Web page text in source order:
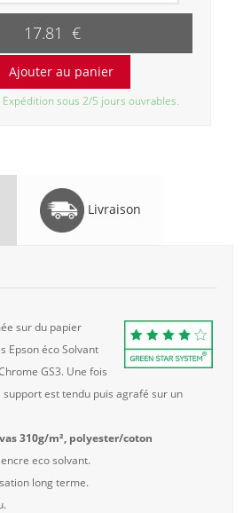
17.81 €
Expédition sous 2/5 jours ouvrables.
Livraison
sur du papier
Epson éco Solvant
GS3. Une fois
support est tendu puis agrafé sur un
310g/m², polyester/coton
eco solvant.
long terme.